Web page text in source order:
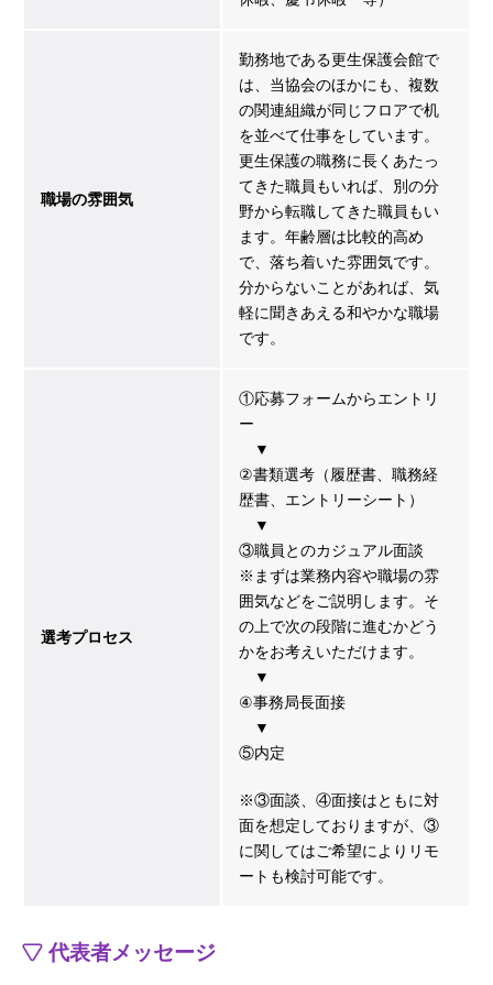
職場の雰囲気
勤務地である更生保護会館で
は、当協会のほかにも、複数
の関連組織が同じフロアで机
を並べて仕事をしています。
更生保護の職務に長くあたっ
てきた職員もいれば、別の分
野から転職してきた職員もい
ます。年齢層は比較的高め
で、落ち着いた雰囲気です。
分からないことがあれば、気
軽に聞きあえる和やかな職場
です。
選考プロセス
①応募フォームからエントリ
ー
▼
②書類選考（履歴書、職務経
歴書、エントリーシート）
▼
③職員とのカジュアル面談
※まずは業務内容や職場の雰
囲気などをご説明します。そ
の上で次の段階に進むかどう
かをお考えいただけます。
▼
④事務局長面接
▼
⑤内定
※③面談、④面接はともに対
面を想定しておりますが、③
に関してはご希望によりリモ
ートも検討可能です。
代表者メッセージ